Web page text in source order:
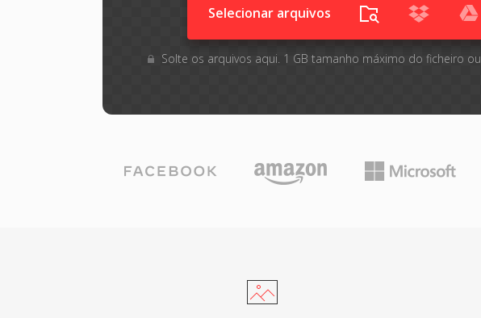
Selecionar arquivos
Solte os arquivos aqui. 1 GB tamanho máximo do ficheiro ou